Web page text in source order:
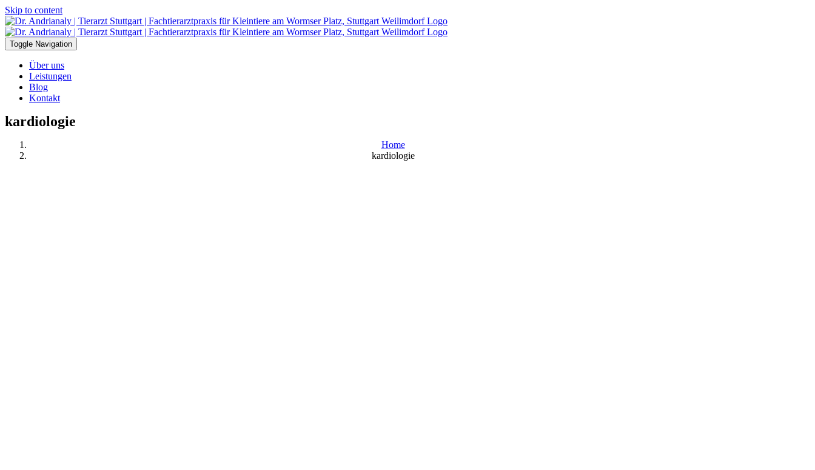
Skip to content
Toggle Navigation
Über uns
Leistungen
Blog
Kontakt
kardiologie
Home
kardiologie